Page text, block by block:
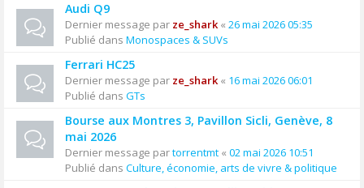
Audi Q9
Dernier message par ze_shark« 26 mai 2026 05:35
Publié dans Monospaces & SUVs
Ferrari HC25
Dernier message par ze_shark« 16 mai 2026 06:01
Publié dans GTs
Bourse aux Montres 3, Pavillon Sicli, Genève, 8
mai 2026
Dernier message partorrentmt « 02 mai 2026 10:51
Publié dans Culture, économie, arts de vivre & politique